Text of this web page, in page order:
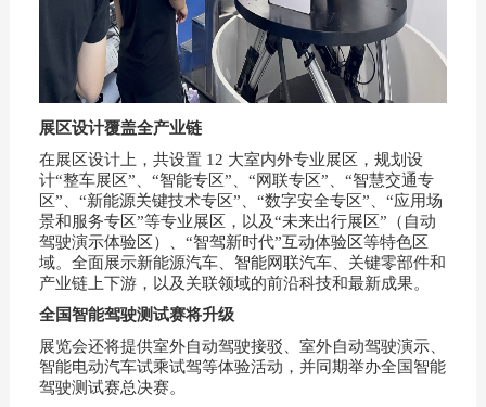
展区设计覆盖全产业链
在展区设计上，共设置 12 大室内外专业展区，规划设
计“整车展区”、“智能专区”、“网联专区”、“智慧交通专
区”、“新能源关键技术专区”、“数字安全专区”、“应用场
景和服务专区”等专业展区，以及“未来出行展区”（自动
驾驶演示体验区）、“智驾新时代”互动体验区等特色区
域。全面展示新能源汽车、智能网联汽车、关键零部件和
产业链上下游，以及关联领域的前沿科技和最新成果。
全国智能驾驶测试赛将升级
展览会还将提供室外自动驾驶接驳、室外自动驾驶演示、
智能电动汽车试乘试驾等体验活动，并同期举办全国智能
驾驶测试赛总决赛。